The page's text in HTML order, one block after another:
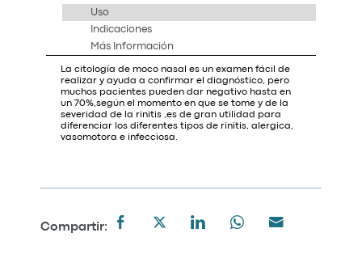
Uso
Indicaciones
Más Información
La citología de moco nasal es un examen fácil de
realizar y ayuda a confirmar el diagnóstico, pero
muchos pacientes pueden dar negativo hasta en
un 70%,según el momento en que se tome y de la
severidad de la rinitis ,es de gran utilidad para
diferenciar los diferentes tipos de rinitis, alergica,
vasomotora e infecciosa.
Compartir: